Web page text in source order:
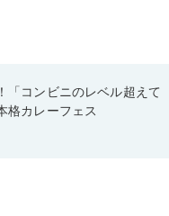
「コンビニのレベル超えて
格カレーフェス